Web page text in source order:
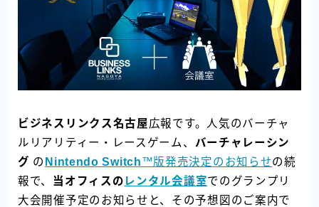
ビジネスリンクス名古屋広報です。人気のバーチャ
ルリアリティー・レースゲーム、 バーチャレーシン
グ の Nintendo Switch™版発売決定のお知らせの続
報で、
当オフィスの レンタル会議室でのグランプリ
大会開催予定のお知らせと、その予想図のご案内で